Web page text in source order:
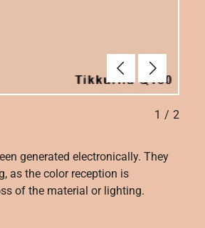
Föregående
Nästa
1 / 2
generated electronically. They
as the color reception is
of the material or lighting.